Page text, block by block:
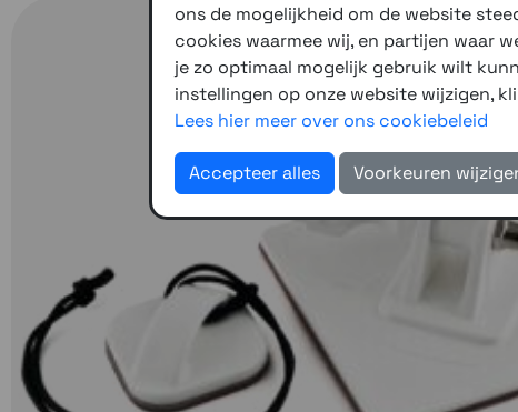
ons de mogelijkheid om de website
cookies waarmee wij, en partijen waar
je zo optimaal mogelijk gebruik wilt
instellingen op onze website wijzigen,
Lees hier meer over ons cookiebeleid
Accepteer alles Voorkeuren